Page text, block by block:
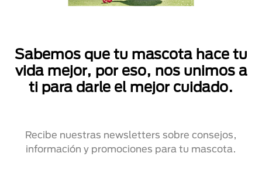
Sabemos que tu mascota hace tu
vida mejor, por eso, nos unimos a
ti para darle el mejor cuidado.
Recibe nuestras newsletters sobre consejos,
información y promociones para tu mascota.